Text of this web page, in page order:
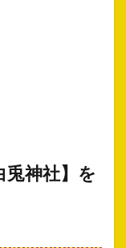
神社】を